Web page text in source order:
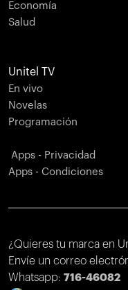
Economía
Salud
Unitel TV
En vivo
Novelas
Programación
Apps - Privacidad
Apps - Condiciones
¿Quieres tu marca en
Envíe un correo
Whatsapp: 716-46082